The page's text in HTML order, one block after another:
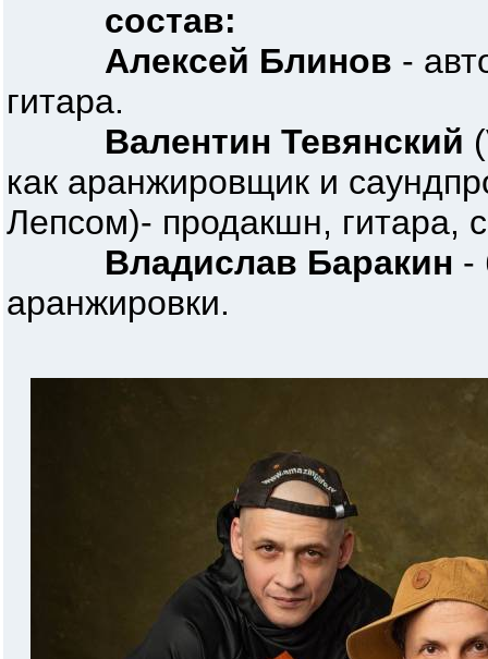
состав:
Алексей Блинов -
гитара.
Валентин Тевянский
как аранжировщик и
Лепсом)- продакшн, гитара,
Владислав Баракин -
аранжировки.